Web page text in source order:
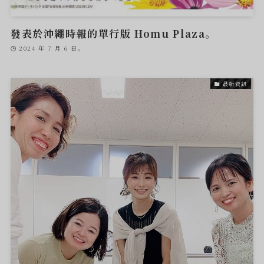
發表於沖繩時報的單行版 Homu Plaza。
2024 年 7 月 6 日。
最新資訊